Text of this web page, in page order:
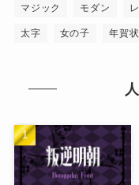
マジック モダン
太字 女の子 年賀状